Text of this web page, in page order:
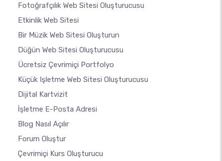
Fotoğrafçılık Web Sitesi Oluşturucusu
Etkinlik Web Sitesi
Bir Müzik Web Sitesi Oluşturun
Düğün Web Sitesi Oluşturucusu
Ücretsiz Çevrimiçi Portfolyo
Küçük Işletme Web Sitesi Oluşturucusu
Dijital Kartvizit
İşletme E-Posta Adresi
Blog Nasıl Açılır
Forum Oluştur
Çevrimiçi Kurs Oluşturucu